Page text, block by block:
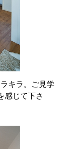
キラ。ご見学
感じて下さ